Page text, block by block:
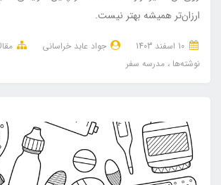
ارزان‌تر همیشه بهتر نیست.
جواد عابد خراسانی
نوشته‌ها
مدرسه سفر